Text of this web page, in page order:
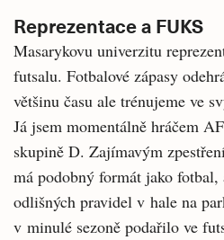
Reprezentace a FUKS
Masarykovu univerzitu
futsalu. Fotbalové zápasy
většinu času ale trénujeme ve
Já jsem momentálně hráčem
skupině D. Zajímavým
má podobný formát jako fotbal,
odlišných pravidel v hale na
v minulé sezoně podařilo ve